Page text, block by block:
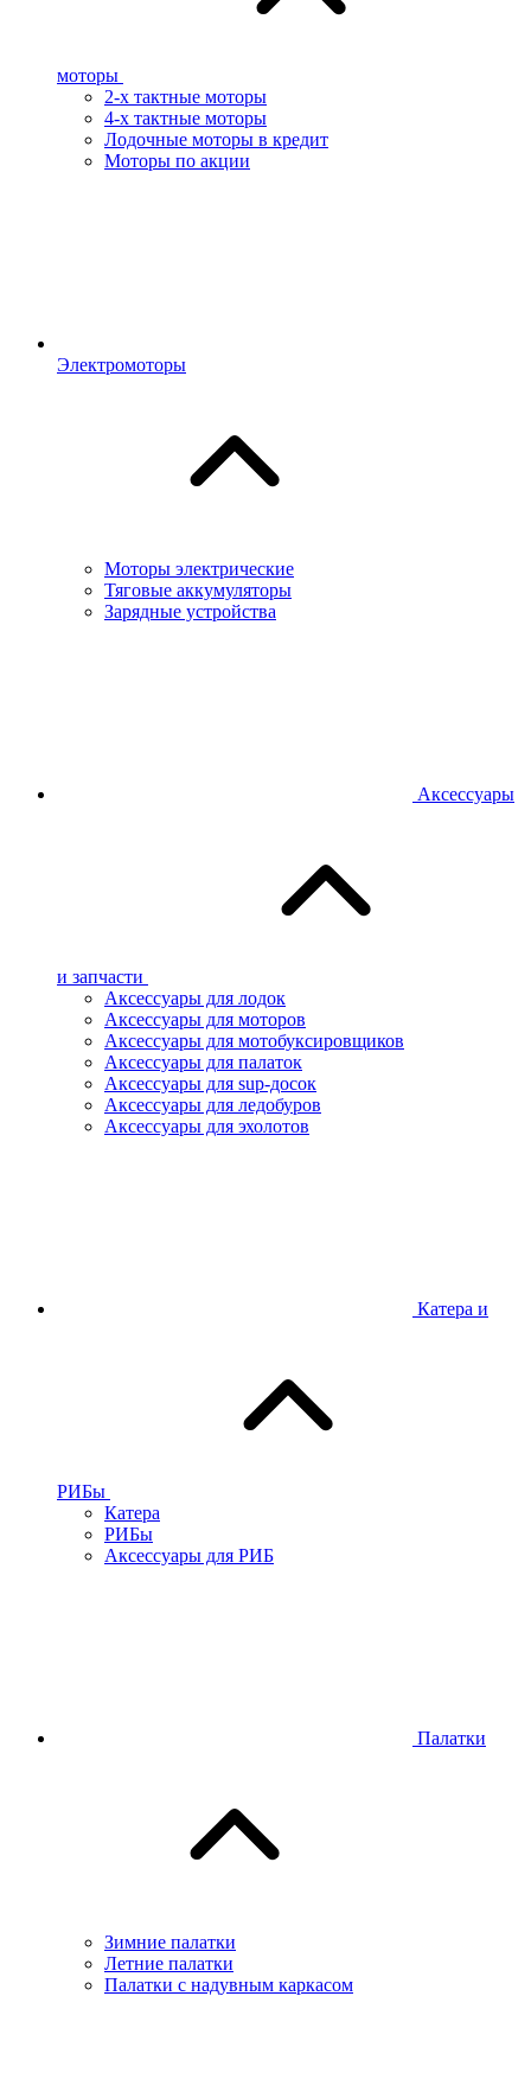
моторы
2-х тактные моторы
4-х тактные моторы
Лодочные моторы в кредит
Моторы по акции
Электромоторы
Моторы электрические
Тяговые аккумуляторы
Зарядные устройства
Аксессуары
и запчасти
Аксессуары для лодок
Аксессуары для моторов
Аксессуары для мотобуксировщиков
Аксессуары для палаток
Аксессуары для sup-досок
Аксессуары для ледобуров
Аксессуары для эхолотов
Катера и
РИБы
Катера
РИБы
Аксессуары для РИБ
Палатки
Зимние палатки
Летние палатки
Палатки с надувным каркасом